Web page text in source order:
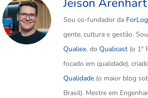
Sou co-fundador da
gente, cultura e gestão.
Qualiex, do Qualicast (o 1º
focado em qualidade),
Qualidade (o maior blog
Brasil). Mestre em